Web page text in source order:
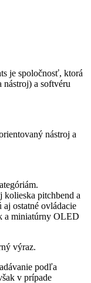
je spoločnosť, ktorá
a softvéru
nástroj a
pitchbend a
ostatné ovládacie
a miniatúrny OLED
výraz.
podľa
v prípade